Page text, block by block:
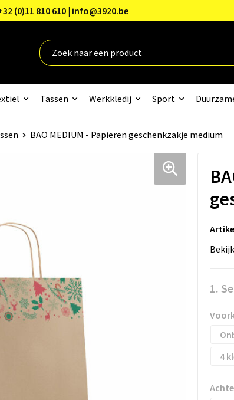
(0)11 810 610 | info@3920.be
Tassen Werkkledij Sport
BAO MEDIUM - Papieren geschenkzakje medium
1.
4